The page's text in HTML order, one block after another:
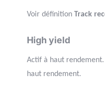
Voir définition Track
High yield
Actif à haut
haut rendement.